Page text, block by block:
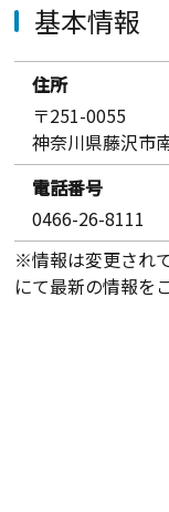
基本情報
住所
〒251-0055
神奈川県藤沢市
電話番号
0466-26-8111
※情報は変更され
にて最新の情報を